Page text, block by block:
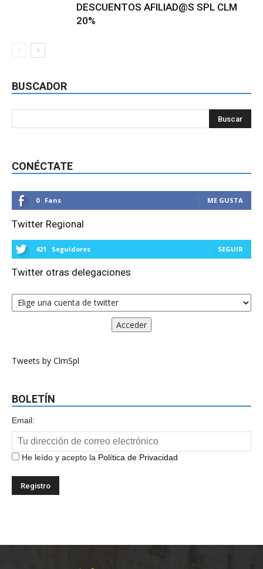
DESCUENTOS AFILIAD@S SPL CLM
20%
BUSCADOR
CONÉCTATE
0 Fans ME GUSTA
Twitter Regional
421 Seguidores SEGUIR
Twitter otras delegaciones
Tweets by ClmSpl
BOLETÍN
Email:
He leído y acepto la Política de Privacidad